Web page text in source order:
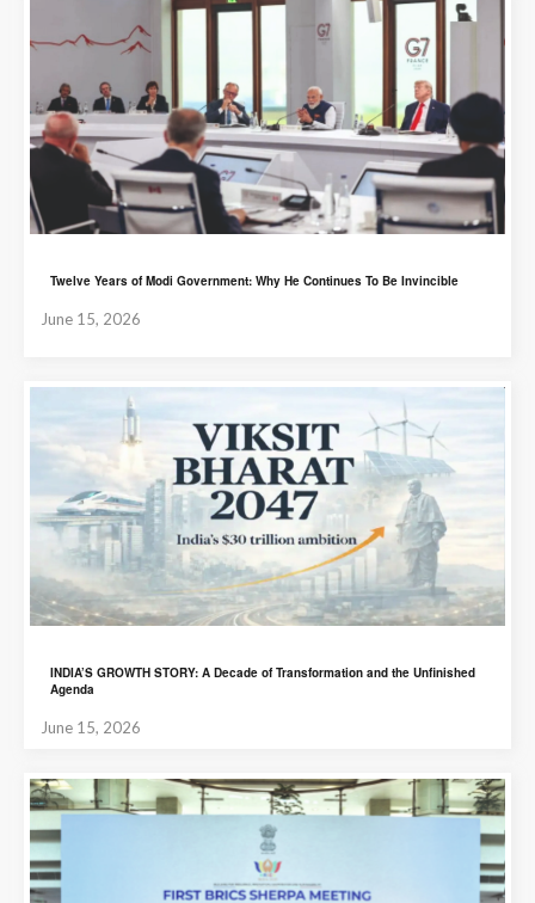
Twelve Years of Modi Government: Why He Continues To Be Invincible
June 15, 2026
INDIA’S GROWTH STORY: A Decade of Transformation and the Unfinished
Agenda
June 15, 2026